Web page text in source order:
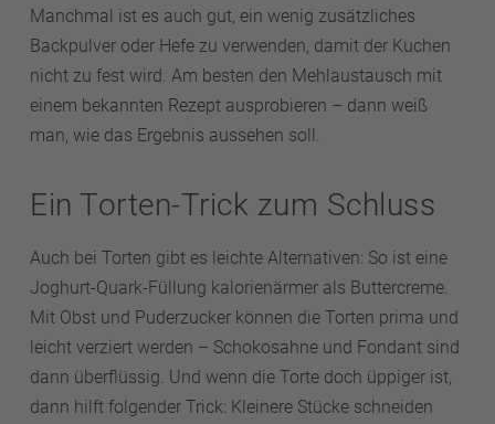
Manchmal ist es auch gut, ein wenig zusätzliches
Backpulver oder Hefe zu verwenden, damit der Kuchen
nicht zu fest wird. Am besten den Mehlaustausch mit
einem bekannten Rezept ausprobieren – dann weiß
man, wie das Ergebnis aussehen soll.
Ein Torten-Trick zum Schluss
Auch bei Torten gibt es leichte Alternativen: So ist eine
Joghurt-Quark-Füllung kalorienärmer als Buttercreme.
Mit Obst und Puderzucker können die Torten prima und
leicht verziert werden – Schokosahne und Fondant sind
dann überflüssig. Und wenn die Torte doch üppiger ist,
dann hilft folgender Trick: Kleinere Stücke schneiden